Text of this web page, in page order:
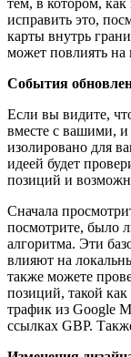
тем, в котором,
исправить это,
карты внутрь
может повлиять на
События
Если вы видите,
вместе с вашими,
изолировано для
идеей будет
позиций и
Сначала
посмотрите, было
алгоритма. Эти
влияют на
также можете
позиций, такой
трафик из Google
ссылках GBP.